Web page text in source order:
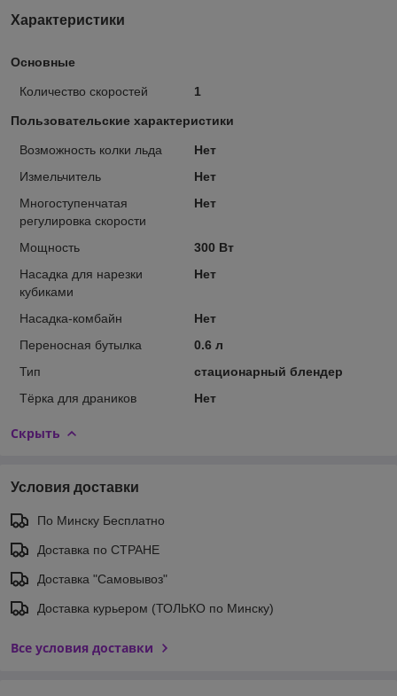
Характеристики
Основные
Количество скоростей 1
Пользовательские характеристики
Возможность колки льда
Нет
Измельчитель
Нет
Многоступенчатая
регулировка скорости
Нет
Мощность
300 Вт
Насадка для нарезки
кубиками
Нет
Насадка-комбайн
Нет
Переносная бутылка
0.6 л
Тип
стационарный блендер
Тёрка для драников
Нет
Скрыть
Условия доставки
По Минску Бесплатно
Доставка по СТРАНЕ
Доставка "Самовывоз"
Доставка курьером (ТОЛЬКО по Минску)
Все условия доставки